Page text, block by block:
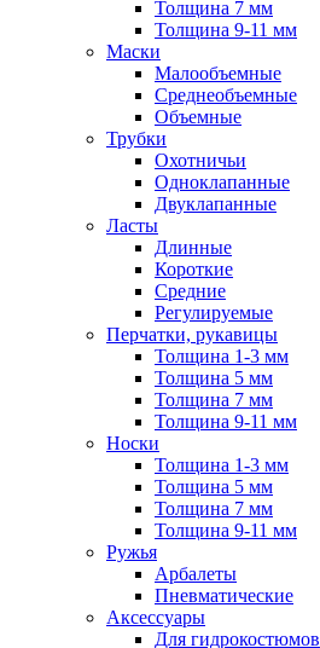
Толщина 7 мм
Толщина 9-11 мм
Маски
Малообъемные
Среднеобъемные
Объемные
Трубки
Охотничьи
Одноклапанные
Двуклапанные
Ласты
Длинные
Короткие
Средние
Регулируемые
Перчатки, рукавицы
Толщина 1-3 мм
Толщина 5 мм
Толщина 7 мм
Толщина 9-11 мм
Носки
Толщина 1-3 мм
Толщина 5 мм
Толщина 7 мм
Толщина 9-11 мм
Ружья
Арбалеты
Пневматические
Аксессуары
Для гидрокостюмов